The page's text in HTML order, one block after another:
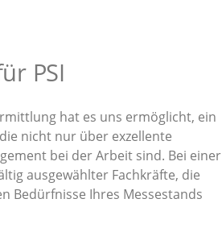
PSI
hat es uns ermöglicht, ein
nicht nur über exzellente
bei der Arbeit sind. Bei einer
ausgewählter Fachkräfte, die
Bedürfnisse Ihres Messestands